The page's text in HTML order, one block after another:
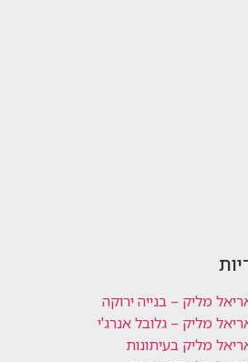
מליק – בנייה ירוקה
מליק – גלובל אנרג'י
מליק בעיתונות